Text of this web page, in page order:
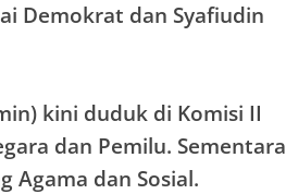
Demokrat dan Syafiudin
kini duduk di Komisi II
dan Pemilu. Sementara
Agama dan Sosial.